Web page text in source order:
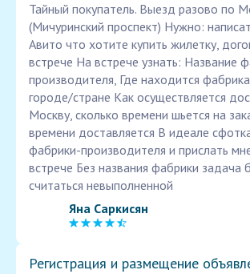
Тайный покупатель. Выезд разово по
(Мичуринский проспект) Нужно:
Авито что хотите купить жилетку,
встрече На встрече узнать: Название
производителя, Где находится
городе/стране Как осуществляется
Москву, сколько времени шьется на
времени доставляется В идеале
фабрики-производителя и прислать
встрече Без названия фабрики задача
считаться невыполненной
Яна Саркисян
Регистрация и размещение